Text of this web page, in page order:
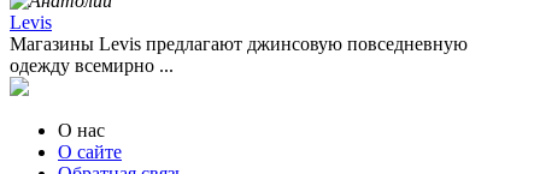
Levis
Магазины Levis предлагают джинсовую повседневную
одежду всемирно ...
О нас
О сайте